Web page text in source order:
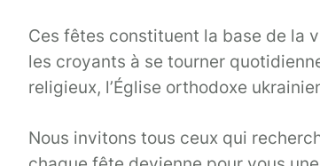
Ces fêtes constituent la base de la
les croyants à se tourner
religieux, l’Église orthodoxe
Nous invitons tous ceux qui